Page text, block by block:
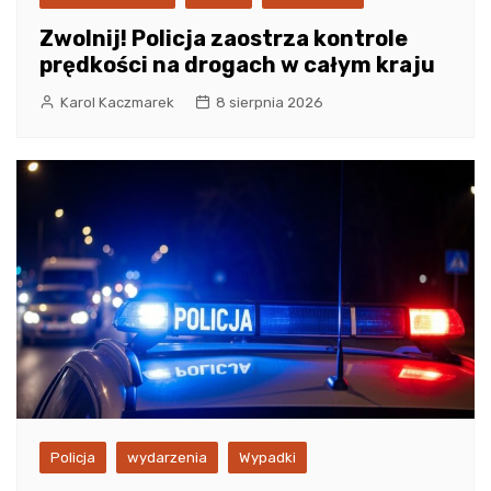
Zwolnij! Policja zaostrza kontrole
prędkości na drogach w całym kraju
Karol Kaczmarek 8 sierpnia 2026
Policja wydarzenia Wypadki